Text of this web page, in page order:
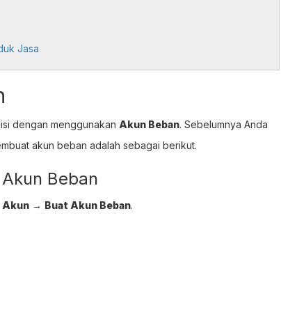
Jasa
dengan menggunakan Akun Beban. Sebelumnya Anda
akun beban adalah sebagai berikut.
Beban
Akun → Buat Akun Beban.